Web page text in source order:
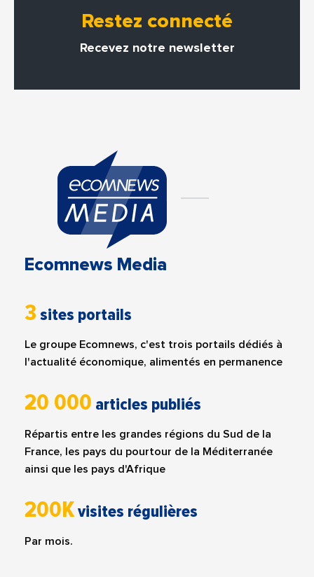
Restez connecté
Recevez notre newsletter
Ecomnews Media
3 sites portails
Le groupe Ecomnews, c'est trois portails dédiés à
l'actualité économique, alimentés en permanence
20 000 articles publiés
Répartis entre les grandes régions du Sud de la
France, les pays du pourtour de la Méditerranée
ainsi que les pays d'Afrique
200Kvisites régulières
Par mois.